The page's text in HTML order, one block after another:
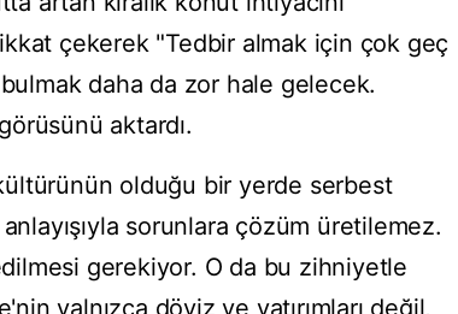
çekerek "Tedbir almak için çok geç
daha da zor hale gelecek.
aktardı.
olduğu bir yerde serbest
sorunlara çözüm üretilemez.
gerekiyor. O da bu zihniyetle
yalnızca döviz ve yatırımları değil,